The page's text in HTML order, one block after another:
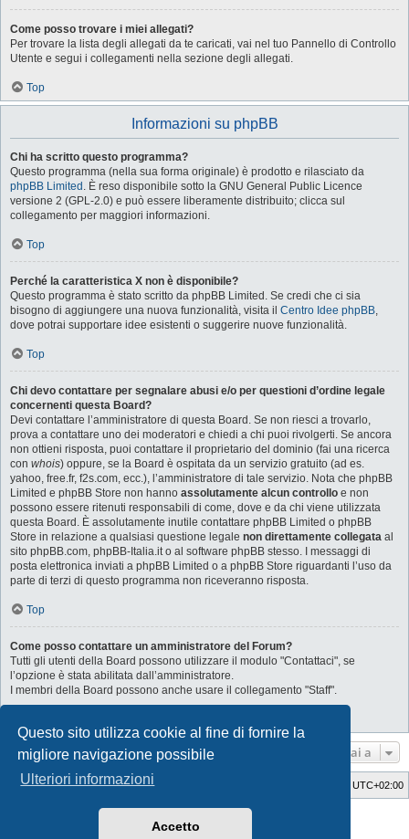
Questo sito utilizza cookie al fine di fornire la
migliore navigazione possibile
Ulteriori informazioni
Accetto
Come posso trovare i miei allegati?
Per trovare la lista degli allegati da te caricati, vai nel tuo Pannello di Controllo
Utente e segui i collegamenti nella sezione degli allegati.
Top
Informazioni su phpBB
Chi ha scritto questo programma?
Questo programma (nella sua forma originale) è prodotto e rilasciato da
phpBB Limited . È reso disponibile sotto la GNU General Public Licence
versione 2 (GPL-2.0) e può essere liberamente distribuito; clicca sul
collegamento per maggiori informazioni.
Top
Perché la caratteristica X non è disponibile?
Questo programma è stato scritto da phpBB Limited. Se credi che ci sia
bisogno di aggiungere una nuova funzionalità, visita il Centro Idee phpBB,
dove potrai supportare idee esistenti o suggerire nuove funzionalità.
Top
Chi devo contattare per segnalare abusi e/o per questioni d’ordine legale
concernenti questa Board?
Devi contattare l’amministratore di questa Board. Se non riesci a trovarlo,
prova a contattare uno dei moderatori e chiedi a chi puoi rivolgerti. Se ancora
non ottieni risposta, puoi contattare il proprietario del dominio (fai una ricerca
con whois) oppure, se la Board è ospitata da un servizio gratuito (ad es.
yahoo, free.fr, f2s.com, ecc.), l’amministratore di tale servizio. Nota che phpBB
Limited e phpBB Store non hanno assolutamente alcun controllo e non
possono essere ritenuti responsabili di come, dove e da chi viene utilizzata
questa Board. È assolutamente inutile contattare phpBB Limited o phpBB
Store in relazione a qualsiasi questione legale non direttamente collegata al
sito phpBB.com, phpBB-Italia.it o al software phpBB stesso. I messaggi di
posta elettronica inviati a phpBB Limited o a phpBB Store riguardanti l’uso da
parte di terzi di questo programma non riceveranno risposta.
Top
Come posso contattare un amministratore del Forum?
Tutti gli utenti della Board possono utilizzare il modulo "Contattaci", se
l’opzione è stata abilitata dall’amministratore.
I membri della Board possono anche usare il collegamento "Staff".
Vai a
Indice UTC+02:00
GTA game
phpBB® Forum Software © phpBB Limited